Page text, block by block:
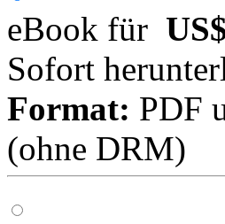
eBook für
Sofort
Format: PDF
(ohne DRM)